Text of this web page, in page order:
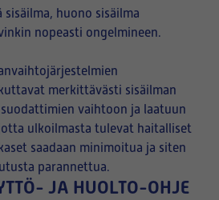
sisäilma, huono sisäilma
nopeasti ongelmineen.
merkittävästi sisäilman
suodattimien vaihtoon ja laatuun
ulkoilmasta tulevat haitalliset
saadaan minimoitua ja siten
parannettua.
JA HUOLTO-OHJE